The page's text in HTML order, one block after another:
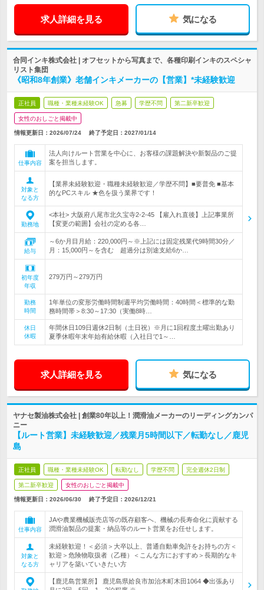
求人詳細を見る 気になる
合同インキ株式会社 | オフセットから写真まで、各種印刷インキのスペシャ
リスト集団
《昭和8年創業》老舗インキメーカーの【営業】*未経験歓迎
正社員 職種・業種未経験OK 急募 学歴不問 第二新卒歓迎
女性のおしごと掲載中
情報更新日：2026/07/24 終了予定日： 2027/01/14
仕事内容
法人向けルート営業を中心に、お客様の課題解決や新製品のご提
案を担当します。
対象と
なる方
【業界未経験歓迎・職種未経験歓迎／学歴不問】■要普免 ■基本
的なPCスキル ★色を扱う業界です！
勤務地
<本社> 大阪府八尾市北久宝寺2-2-45 【雇入れ直後】上記事業所
【変更の範囲】会社の定める各…
給与
～6か月目月給：220,000円～※上記には固定残業代9時間30分／
月：15,000円～を含む 超過分は別途支給6か…
初年度
年収
279万円～279万円
勤務
時間
1年単位の変形労働時間制週平均労働時間：40時間＜標準的な勤
務時間帯＞8:30～17:30（実働8時…
休日
休暇
年間休日109日週休2日制（土日祝）※月に1回程度土曜出勤あり
夏季休暇年末年始有給休暇（入社日で1～…
求人詳細を見る 気になる
ヤナセ製油株式会社 | 創業80年以上！潤滑油メーカーのリーディングカンパ
ニー
【ルート営業】未経験歓迎／残業月5時間以下／転勤なし／鹿児
島
正社員 職種・業種未経験OK 転勤なし 学歴不問 完全週休2日制
第二新卒歓迎 女性のおしごと掲載中
情報更新日：2026/06/30 終了予定日： 2026/12/21
仕事内容
JAや農業機械販売店等の既存顧客へ、機械の長寿命化に貢献する
潤滑油製品の提案・納品等のルート営業をお任せします。
対象と
なる方
未経験歓迎！＜必須＞大卒以上、普通自動車免許をお持ちの方＜
歓迎＞危険物取扱者（乙種）＜こんな方におすすめ＞長期的なキ
ャリアを築いていきたい方
【鹿児島営業所】 鹿児島県姶良市加治木町木田1064 ◆出張あり